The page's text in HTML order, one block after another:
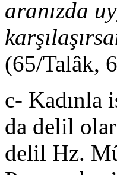
aranızda
(65/Talâk,
c- Kadınla
da delil
delil Hz.